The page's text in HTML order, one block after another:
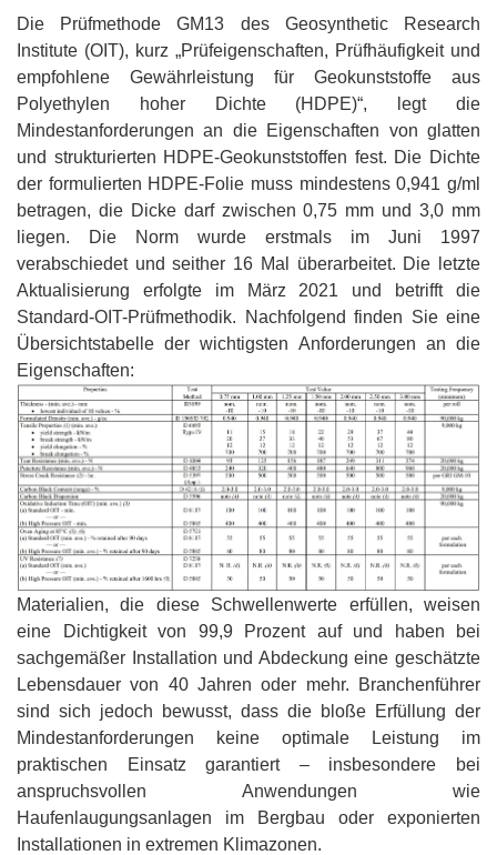
Die Prüfmethode GM13 des Geosynthetic Research
Institute (OIT), kurz „Prüfeigenschaften, Prüfhäufigkeit und
empfohlene Gewährleistung für Geokunststoffe aus
Polyethylen hoher Dichte (HDPE)“, legt die
Mindestanforderungen an die Eigenschaften von glatten
und strukturierten HDPE-Geokunststoffen fest. Die Dichte
der formulierten HDPE-Folie muss mindestens 0,941 g/ml
betragen, die Dicke darf zwischen 0,75 mm und 3,0 mm
liegen. Die Norm wurde erstmals im Juni 1997
verabschiedet und seither 16 Mal überarbeitet. Die letzte
Aktualisierung erfolgte im März 2021 und betrifft die
Standard-OIT-Prüfmethodik. Nachfolgend finden Sie eine
Übersichtstabelle der wichtigsten Anforderungen an die
Eigenschaften:
Materialien, die diese Schwellenwerte erfüllen, weisen
eine Dichtigkeit von 99,9 Prozent auf und haben bei
sachgemäßer Installation und Abdeckung eine geschätzte
Lebensdauer von 40 Jahren oder mehr. Branchenführer
sind sich jedoch bewusst, dass die bloße Erfüllung der
Mindestanforderungen keine optimale Leistung im
praktischen Einsatz garantiert – insbesondere bei
anspruchsvollen Anwendungen wie
Haufenlaugungsanlagen im Bergbau oder exponierten
Installationen in extremen Klimazonen.